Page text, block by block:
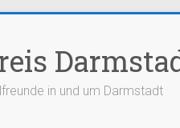
in und um Darmstadt